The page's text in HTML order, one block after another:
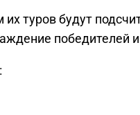
туров будут
победителей